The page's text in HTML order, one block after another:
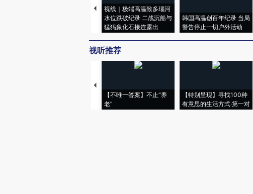
视线｜极端高温致多瑙河
水位跌破纪录 二战沉船与
猛犸象化石接连露出
韩国高温创百年纪录 当局
警告停止一切户外活动
视听推荐
【不唯一答案】不止“养
老”
【特别呈现】寻找100种
有意思的生活方式·第一对